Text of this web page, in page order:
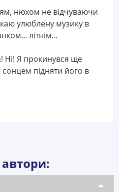
нюхом не відчуваючи
улюблену музику в
літнім...
Ні! Я прокинувся ще
підняти його в